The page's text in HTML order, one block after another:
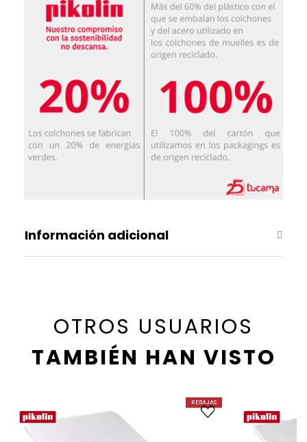
Información adicional
OTROS USUARIOS
TAMBIÉN HAN VISTO
REBAJAS